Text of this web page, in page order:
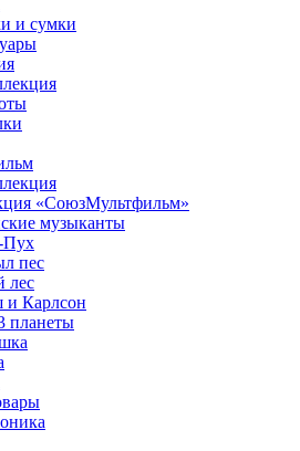
и сумки
«СоюзМультфильм»
музыканты
пес
лес
Карлсон
планеты